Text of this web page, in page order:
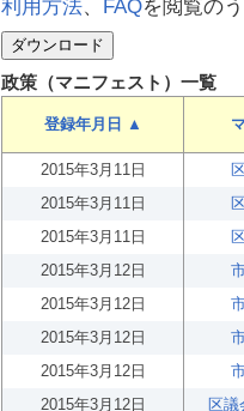
利用方法、 FAQを閲覧の
政策（マニフェスト）一覧
登録年月日 ▲
2015年3月11日
2015年3月11日
2015年3月11日
2015年3月12日
2015年3月12日
2015年3月12日
2015年3月12日
2015年3月12日
区議